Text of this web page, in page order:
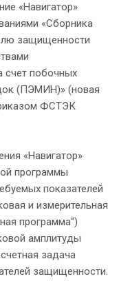
«Навигатор»
«Сборника
защищенности
счет побочных
(ПЭМИН)» (новая
ФСТЭК
«Навигатор»
программы
показателей
и измерительная
программа")
амплитуды
задача
защищенности.